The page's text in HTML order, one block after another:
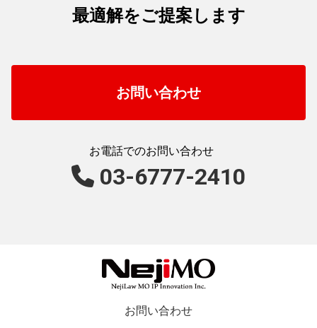
最適解をご提案します
お問い合わせ
お電話でのお問い合わせ
03-6777-2410​​
お問い合わせ